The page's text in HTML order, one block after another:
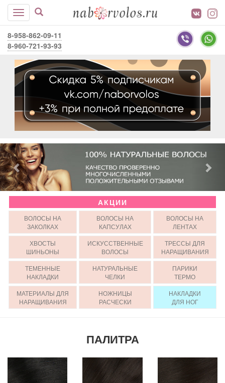
8-958-862-09-11
8-960-721-93-93
АКЦИИ
ВОЛОСЫ НА
ЗАКОЛКАХ
ВОЛОСЫ НА
КАПСУЛАХ
ВОЛОСЫ НА
ЛЕНТАХ
ХВОСТЫ
ШИНЬОНЫ
ИСКУССТВЕННЫЕ
ВОЛОСЫ
ТРЕССЫ ДЛЯ
НАРАЩИВАНИЯ
ТЕМЕННЫЕ
НАКЛАДКИ
НАТУРАЛЬНЫЕ
ЧЕЛКИ
ПАРИКИ
ТЕРМО
МАТЕРИАЛЫ ДЛЯ
НАРАЩИВАНИЯ
НОЖНИЦЫ
РАСЧЕСКИ
НАКЛАДКИ
ДЛЯ НОГ
ПАЛИТРА